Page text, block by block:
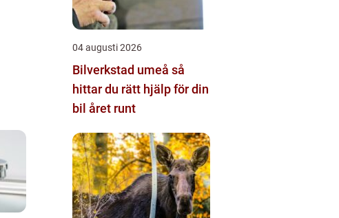
04 augusti 2026
Bilverkstad umeå så
hittar du rätt hjälp för din
bil året runt